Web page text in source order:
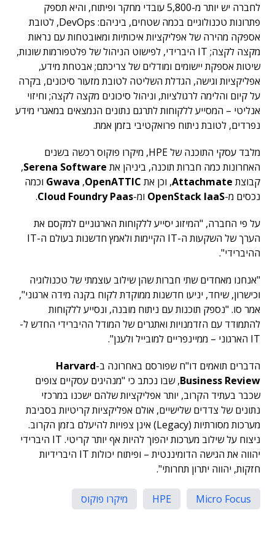
לחברה יש יותר מ-5,800 עובדי מחקר ופיתוח, והיא תספק
פתרונות טכנולוגיים בכמה שטחים, ביניהם: DevOps, לטובת
אספקה מהירה של אפליקציות איכותיות ומאובטחות עם נראות
מקצה לקצה; IT היברידי, לפישוט הניהול של פלטפורמות שונות,
שיטות אספקת יישומים ומודלים של צריכתם; אבטחת מידע,
אפליקציות וגישה, הגדלת השליטה לטובת מזעור סיכונים, בקרה
על קיום והלימה לרגולציות, וניהול סיכונים מקצה לקצה; וחיזוי
אנליטי – המסייע ללקוחות לתרגם נתונים הנמצאים במאגרי מידע
נפרדים, לטובת ניתוח פרואקטיבי בזמן אמת.
מלבד עסקי התוכנה של HPE, מיקרו פוקוס רכשה בשנים
האחרונות כמה חברות תוכנה, ביניהן את Serena Software
,
קבוצת Attachmate, וכן את Gwava ,OpenATTIC
וכמה
נכסים מ-OpenStack IaaS ומ-Cloud Foundry Paas
.
על פי החברה, "המיזוג יסייע ללקוחות הארגוניים למקסם את
הערך של השקעות ה-IT הקיימות ולאמץ חדשנות בעולם ה-IT
ההיברידי".
"אנחנו מאחדים שתי חברות שהן שילוב עוצמתי של טכנולוגיה
וכישרון, שיחד, יניעו חדשנות ממוקדת לקוח בקנה מידה ארגוני",
אמר סו. "נספק תוכנות עם ניתוח מובנה, ונסייע ללקוחות
להתמודד עם הזדמנויות ואתגרים של המודל ההיברידי החדש ל-
IT הארגוני – ממיינפריים למובייל ולענן".
הדברים תואמים דו"ח שפורסם באחרונה ב-Harvard
Business Review, שבו נכתב כי "מנהיגים עסקיים צופים
שכבר בעתיד הקרוב, יותר אפליקציות שלהם ישכנו במרכזי
נתונים של צדדים שלישיים, אולם אפליקציות קריטיות בסביבת
מערכות מסורתיות (Legacy) אינן צפויות להיעלם בזמן הקרוב.
ניצוח על שילוב מערכות יהפוך להיות אף יותר קריטי. IT היברידי
יהווה את הגישה הדומיננטית – ופיתוח יכולות IT היברידיות
חזקות, יהווה יתרון תחרותי".
Micro Focus
HPE מיקרו פוקוס